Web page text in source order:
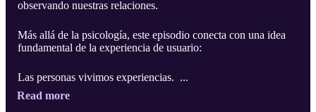
observando nuestras relaciones.
Más allá de la psicología, este episodio conecta con una idea
fundamental de la experiencia de usuario:
Las personas vivimos experiencias. ...
Read more